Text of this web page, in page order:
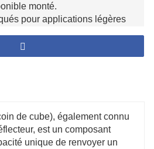
monté.
pour applications légères
front d'onde transmis
théorique sur les
de cube), également connu
est un composant
unique de renvoyer un